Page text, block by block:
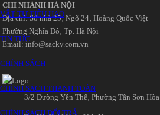
VẬT TƯ TIÊU HAO
TIN TỨC
CHÍNH SÁCH
CHÍNH SÁCH THANH TOÁN
CHÍNH SÁCH ĐỔI TRẢ
CHI NHÁNH HÀ NỘI
Địa chỉ: Số nhà 25‚ Ngõ 24‚ Hoàng Quốc Việt
Phường Nghĩa Đô‚ Tp. Hà Nội
Email: info@sacky.com.vn
3/2 Đường Yên Thế‚ Phường Tân Sơn Hòa